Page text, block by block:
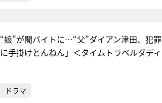
“娘”が闇バイトに…“父”ダイアン津田、犯
に手掛けとんねん」＜タイムトラベルダデ
ドラマ